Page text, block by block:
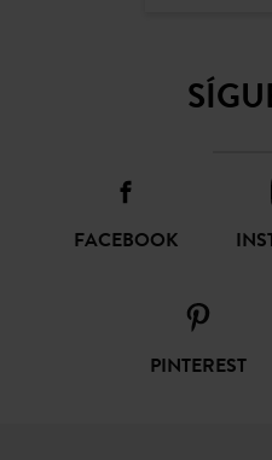
FACEBOOK
PINTEREST